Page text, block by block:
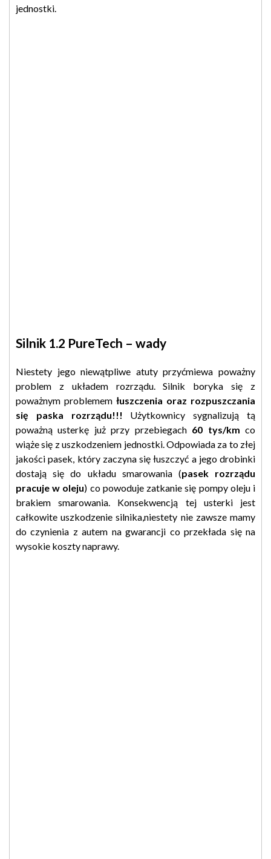
jednostki.
Silnik 1.2 PureTech – wady
Niestety jego niewątpliwe atuty przyćmiewa poważny
problem z układem rozrządu. Silnik boryka się z
poważnym problemem łuszczenia oraz rozpuszczania
się paska rozrządu!!! Użytkownicy sygnalizują tą
poważną usterkę już przy przebiegach 60 tys/km co
wiąże się z uszkodzeniem jednostki. Odpowiada za to złej
jakości pasek, który zaczyna się łuszczyć a jego drobinki
dostają się do układu smarowania (pasek rozrządu
pracuje w oleju) co powoduje zatkanie się pompy oleju i
brakiem smarowania. Konsekwencją tej usterki jest
całkowite uszkodzenie silnika,niestety nie zawsze mamy
do czynienia z autem na gwarancji co przekłada się na
wysokie koszty naprawy.